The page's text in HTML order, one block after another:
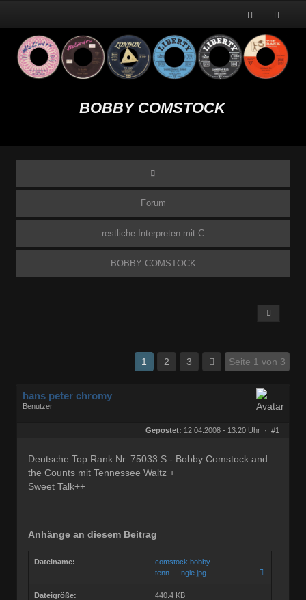
BOBBY COMSTOCK
Forum
restliche Interpreten mit C
BOBBY COMSTOCK
1 2 3 Seite 1 von 3
hans peter chromy
Benutzer
Gepostet: 12.04.2008 - 13:20 Uhr · #1
Deutsche Top Rank Nr. 75033 S - Bobby Comstock and
the Counts mit Tennessee Waltz +
Sweet Talk++
Anhänge an diesem Beitrag
Dateiname:
comstock bobby-
tenn … ngle.jpg
Dateigröße: 440.4 KB